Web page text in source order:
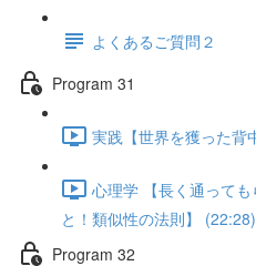
よくあるご質問２
Program 31
実践【世界を獲った背
心理学 【長く通って
と！類似性の法則】 (22:28)
Program 32